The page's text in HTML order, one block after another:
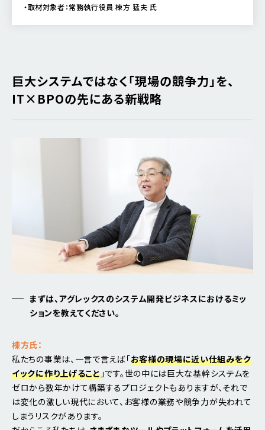
・取材対象者：常務執行役員 棟方 猛夫 氏
巨大システムではなく「現場の競争力」を、
IT×BPOの先にある新戦略
まずは、アグレックスのシステム開発ビジネスにおけるミッ
ションを教えてください。
棟方氏：
私たちの事業は、一言で言えば「お客様の現場に近い仕組みをク
イックに作り上げること」です。世の中には巨大な基幹システムを
ゼロから数年かけて構築するプロジェクトもありますが、それで
は変化の激しい現代において、お客様の業務や競争力が失われて
しまうリスクがあります。